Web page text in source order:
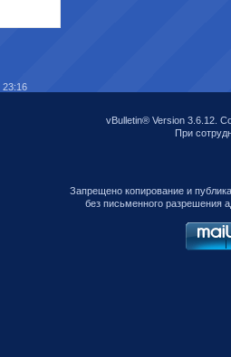
23:16
vBulletin® Version 3.6.12.
При
Запрещено копирование и
без письменного разрешения